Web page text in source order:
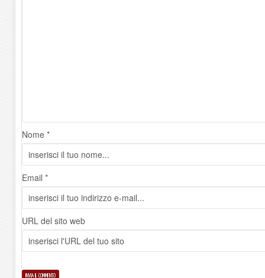
Nome *
Email *
URL del sito web